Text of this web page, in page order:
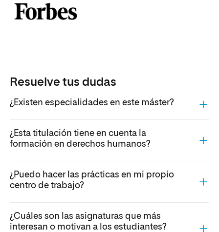
Resuelve tus dudas
¿Existen especialidades en este máster?
¿Esta titulación tiene en cuenta la
formación en derechos humanos?
¿Puedo hacer las prácticas en mi propio
centro de trabajo?
¿Cuáles son las asignaturas que más
interesan o motivan a los estudiantes?